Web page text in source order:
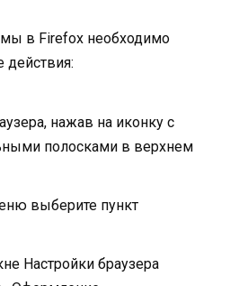
в Firefox необходимо
нажав на иконку с
полосками в верхнем
выберите пункт
Настройки браузера